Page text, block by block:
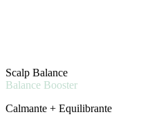
Scalp Balance
Balance Booster
Calmante + Equilibrante